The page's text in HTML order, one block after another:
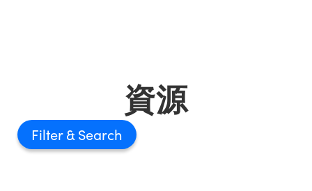
資源
Filter